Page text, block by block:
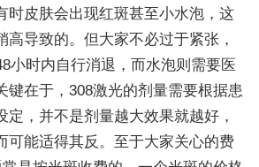
时皮肤会出现红斑甚至小水泡，这
高导致的。但大家不必过于紧张，
小时内自行消退，而水泡则需要医
键在于，308激光的剂量需要根据患
定，并不是剂量越大效果就越好，
可能适得其反。至于大家关心的费